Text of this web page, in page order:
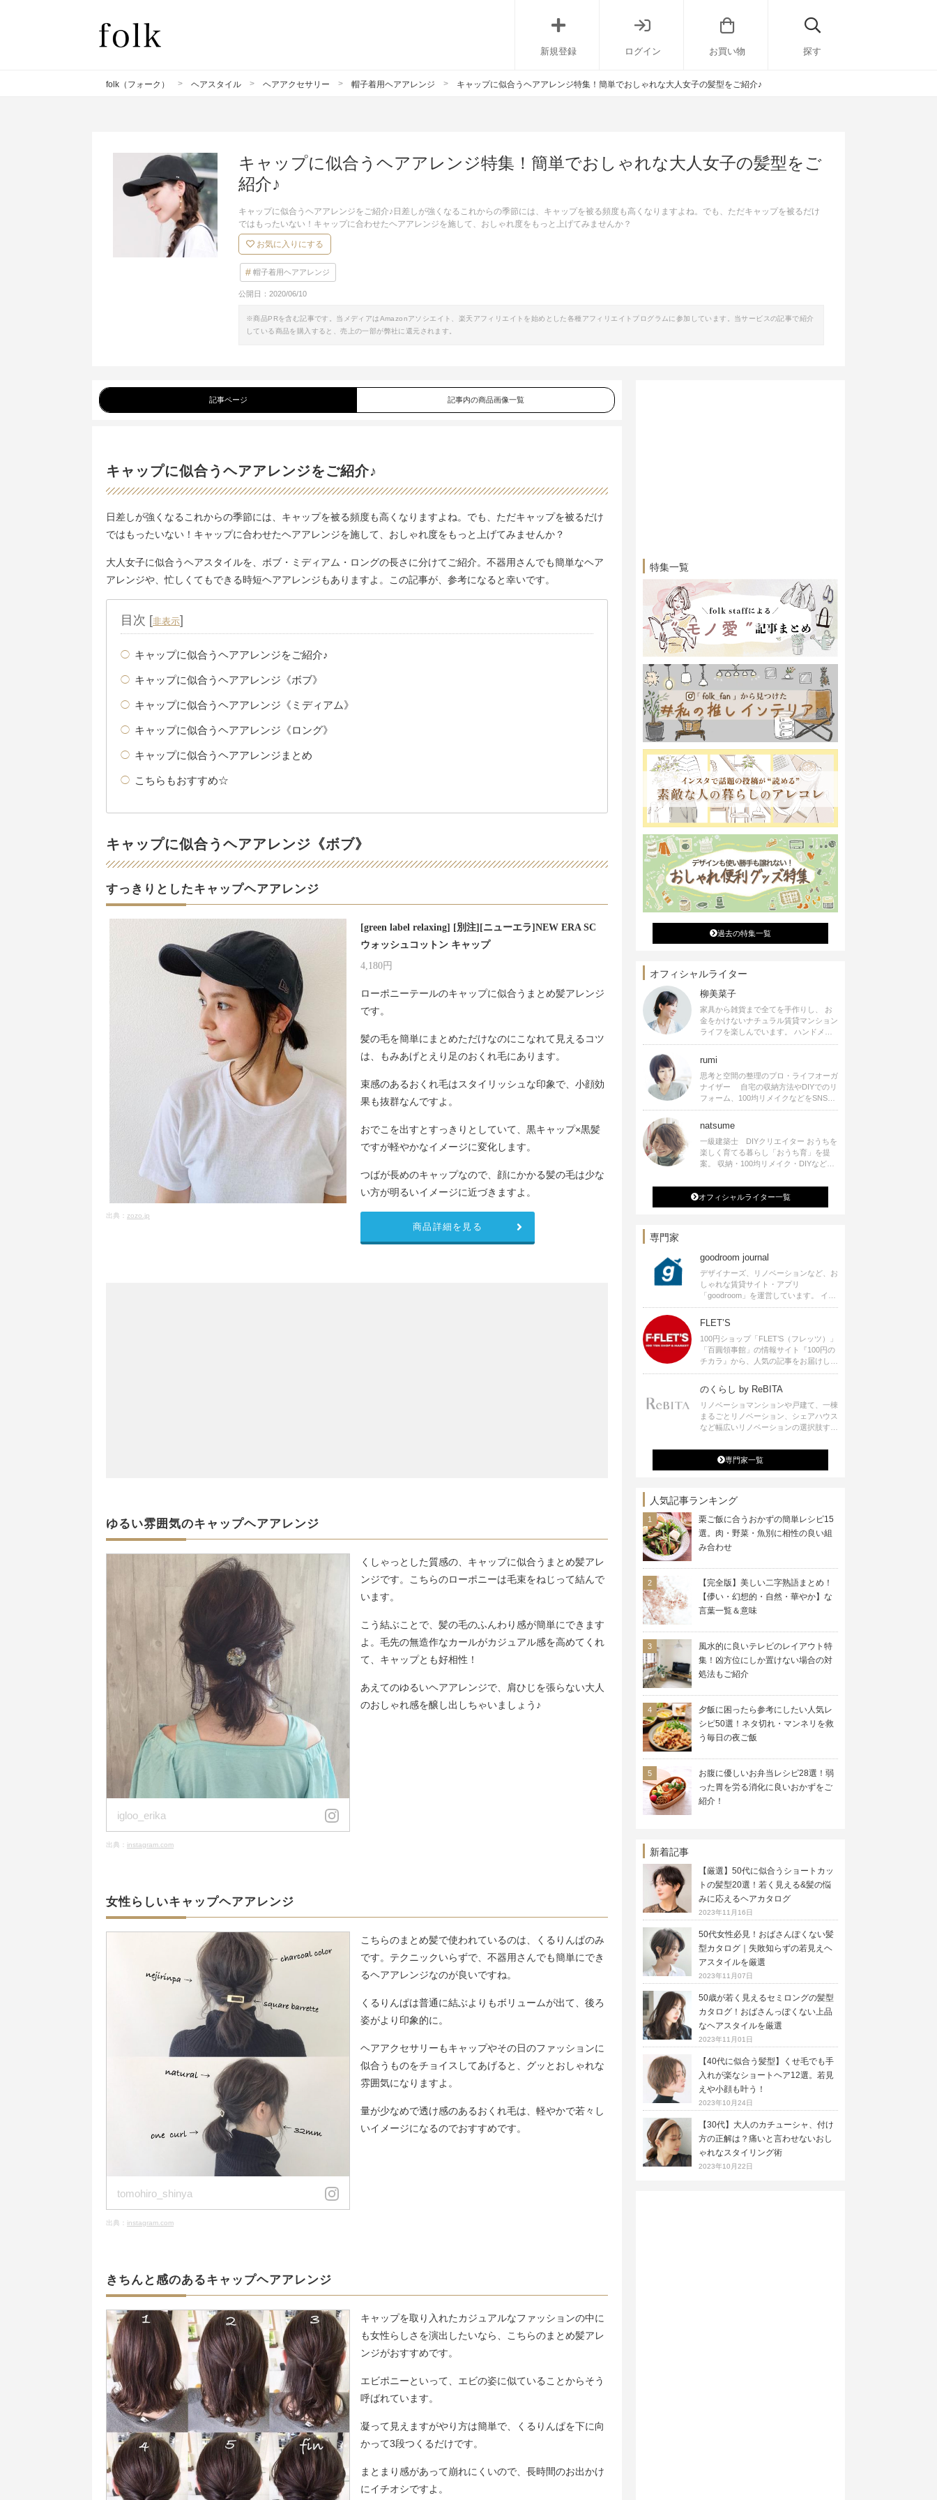
新規登録 ログイン お買い物 探す
folk（フォーク） ヘアスタイル ヘアアクセサリー 帽子着用ヘアアレンジ キャップに似合うヘアアレンジ特集！簡単でおしゃれな大人女子の髪型をご紹介♪
キャップに似合うヘアアレンジ特集！簡単でおしゃれな大人女子の髪型をご
紹介♪
キャップに似合うヘアアレンジをご紹介♪日差しが強くなるこれからの季節には、キャップを被る頻度も高くなりますよね。でも、ただキャップを被るだけ
ではもったいない！キャップに合わせたヘアアレンジを施して、おしゃれ度をもっと上げてみませんか？
お気に入りにする
帽子着用ヘアアレンジ
公開日： 2020/06/10
※商品PRを含む記事です。当メディアはAmazonアソシエイト、楽天アフィリエイトを始めとした各種アフィリエイトプログラムに参加しています。当サービスの記事で紹介
している商品を購入すると、売上の一部が弊社に還元されます。
記事ページ 記事内の商品画像一覧
キャップに似合うヘアアレンジをご紹介♪
日差しが強くなるこれからの季節には、キャップを被る頻度も高くなりますよね。でも、ただキャップを被るだけ
ではもったいない！キャップに合わせたヘアアレンジを施して、おしゃれ度をもっと上げてみませんか？
大人女子に似合うヘアスタイルを、ボブ・ミディアム・ロングの長さに分けてご紹介。不器用さんでも簡単なヘア
アレンジや、忙しくてもできる時短ヘアアレンジもありますよ。この記事が、参考になると幸いです。
目次 [非表示]
キャップに似合うヘアアレンジをご紹介♪
キャップに似合うヘアアレンジ《ボブ》
キャップに似合うヘアアレンジ《ミディアム》
キャップに似合うヘアアレンジ《ロング》
キャップに似合うヘアアレンジまとめ
こちらもおすすめ☆
キャップに似合うヘアアレンジ《ボブ》
すっきりとしたキャップヘアアレンジ
出典： zozo.jp
[green label relaxing] [別注][ニューエラ]NEW ERA SC
ウォッシュコットン キャップ
4,180円
ローポニーテールのキャップに似合うまとめ髪アレンジ
です。
髪の毛を簡単にまとめただけなのにこなれて見えるコツ
は、もみあげとえり足のおくれ毛にあります。
束感のあるおくれ毛はスタイリッシュな印象で、小顔効
果も抜群なんですよ。
おでこを出すとすっきりとしていて、黒キャップ×黒髪
ですが軽やかなイメージに変化します。
つばが長めのキャップなので、顔にかかる髪の毛は少な
い方が明るいイメージに近づきますよ。
商品詳細を見る
ゆるい雰囲気のキャップヘアアレンジ
igloo_erika
出典： instagram.com
くしゃっとした質感の、キャップに似合うまとめ髪アレ
ンジです。こちらのローポニーは毛束をねじって結んで
います。
こう結ぶことで、髪の毛のふんわり感が簡単にできます
よ。毛先の無造作なカールがカジュアル感を高めてくれ
て、キャップとも好相性！
あえてのゆるいヘアアレンジで、肩ひじを張らない大人
のおしゃれ感を醸し出しちゃいましょう♪
女性らしいキャップヘアアレンジ
tomohiro_shinya
出典： instagram.com
こちらのまとめ髪で使われているのは、くるりんぱのみ
です。テクニックいらずで、不器用さんでも簡単にでき
るヘアアレンジなのが良いですね。
くるりんぱは普通に結ぶよりもボリュームが出て、後ろ
姿がより印象的に。
ヘアアクセサリーもキャップやその日のファッションに
似合うものをチョイスしてあげると、グッとおしゃれな
雰囲気になりますよ。
量が少なめで透け感のあるおくれ毛は、軽やかで若々し
いイメージになるのでおすすめです。
きちんと感のあるキャップヘアアレンジ
キャップを取り入れたカジュアルなファッションの中に
も女性らしさを演出したいなら、こちらのまとめ髪アレ
ンジがおすすめです。
エビポニーといって、エビの姿に似ていることからそう
呼ばれています。
凝って見えますがやり方は簡単で、くるりんぱを下に向
かって3段つくるだけです。
まとまり感があって崩れにくいので、長時間のお出かけ
にイチオシですよ。
特集一覧
過去の特集一覧
オフィシャルライター
柳美菜子
家具から雑貨まで全てを手作りし、 お
金をかけないナチュラル賃貸マンション
ライフを楽しんでいます。 ハンドメイ
ド雑貨やインテリアに関する著書も出
ます。
rumi
思考と空間の整理のプロ・ライフオーガ
ナイザー 自宅の収納方法やDIYでのリ
フォーム、100均リメイクなどをSNSで
公開中。 収納やリメイク、インテリア
シピ提供、店舗プロデュース 2016年９
月に宝島社より【Rumiのおうち時間を
楽しむインテリア】を出版しました。
natsume
一級建築士 DIYクリエイター おうちを
楽しく育てる暮らし「おうち育」を提
案。 収納・100均リメイク・DIYなどお
発信中。 著書 なつめさんちの新しい
のになつかしいアンティークな部屋つく
り 雑誌掲載・TV出演・コラム執筆・
オフィシャルライター一覧
専門家
goodroom journal
デザイナーズ、リノベーションなど、お
しゃれな賃貸サイト・アプリ
「goodroom」を運営しています。 イン
テリアや、ひとり暮らし、ふたり暮らし
のアイディアなど、賃貸でも自分らしい
暮らしを楽しむためのヒントをお届けし
ます。
FLET’S
100円ショップ「FLET’S（フレッツ）」
「百圓領事館」の情報サイト『100円の
チカラ』から、人気の記事をお届けしま
す。
のくらし by ReBITA
リノベーショマンションや戸建て、一棟
まるごとリノベーション、シェアハウス
など幅広いリノベーションの選択肢すべ
ジ・シェアスペースなど、「住む」だけ
ではなく「働く」「遊ぶ」「学ぶ」「旅
する」といった領域でも、暮らしや生き
専門家一覧
人気記事ランキング
栗ご飯に合うおかずの簡単レシピ15
選。肉・野菜・魚別に相性の良い組
み合わせ
【完全版】美しい二字熟語まとめ！
【儚い・幻想的・自然・華やか】な
言葉一覧＆意味
風水的に良いテレビのレイアウト特
集！凶方位にしか置けない場合の対
処法もご紹介
夕飯に困ったら参考にしたい人気レ
シピ50選！ネタ切れ・マンネリを救
う毎日の夜ご飯
お腹に優しいお弁当レシピ28選！弱
った胃を労る消化に良いおかずをご
紹介！
新着記事
【厳選】50代に似合うショートカッ
トの髪型20選！若く見える&髪の悩
みに応えるヘアカタログ
2023年11月16日
50代女性必見！おばさんぽくない髪
型カタログ｜失敗知らずの若見えヘ
アスタイルを厳選
2023年11月07日
50歳が若く見えるセミロングの髪型
カタログ！おばさんっぽくない上品
なヘアスタイルを厳選
2023年11月01日
【40代に似合う髪型】くせ毛でも手
入れが楽なショートヘア12選。若見
えや小顔も叶う！
2023年10月24日
【30代】大人のカチューシャ、付け
方の正解は？痛いと言わせないおし
ゃれなスタイリング術
2023年10月22日